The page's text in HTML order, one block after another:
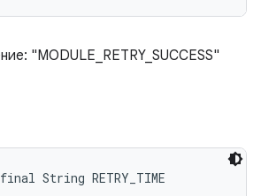
"MODULE_RETRY_SUCCESS"
String RETRY_TIME